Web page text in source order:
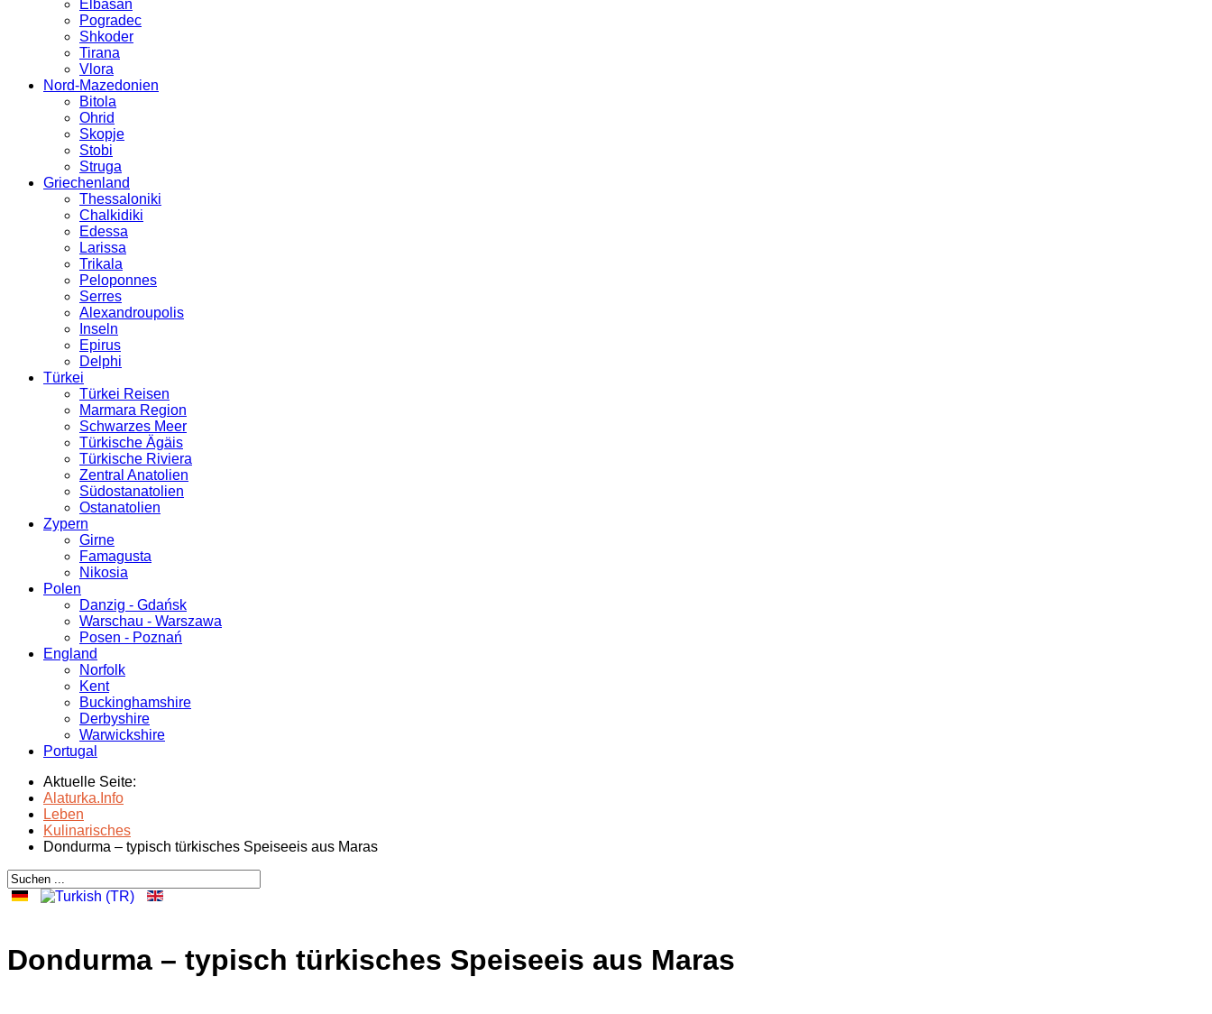
Elbasan
Pogradec
Shkoder
Tirana
Vlora
Nord-Mazedonien
Bitola
Ohrid
Skopje
Stobi
Struga
Griechenland
Thessaloniki
Chalkidiki
Edessa
Larissa
Trikala
Peloponnes
Serres
Alexandroupolis
Inseln
Epirus
Delphi
Türkei
Türkei Reisen
Marmara Region
Schwarzes Meer
Türkische Ägäis
Türkische Riviera
Zentral Anatolien
Südostanatolien
Ostanatolien
Zypern
Girne
Famagusta
Nikosia
Polen
Danzig - Gdańsk
Warschau - Warszawa
Posen - Poznań
England
Norfolk
Kent
Buckinghamshire
Derbyshire
Warwickshire
Portugal
Aktuelle Seite:
Alaturka.Info
Leben
Kulinarisches
Dondurma – typisch türkisches Speiseeis aus Maras
Dondurma – typisch türkisches Speiseeis aus Maras